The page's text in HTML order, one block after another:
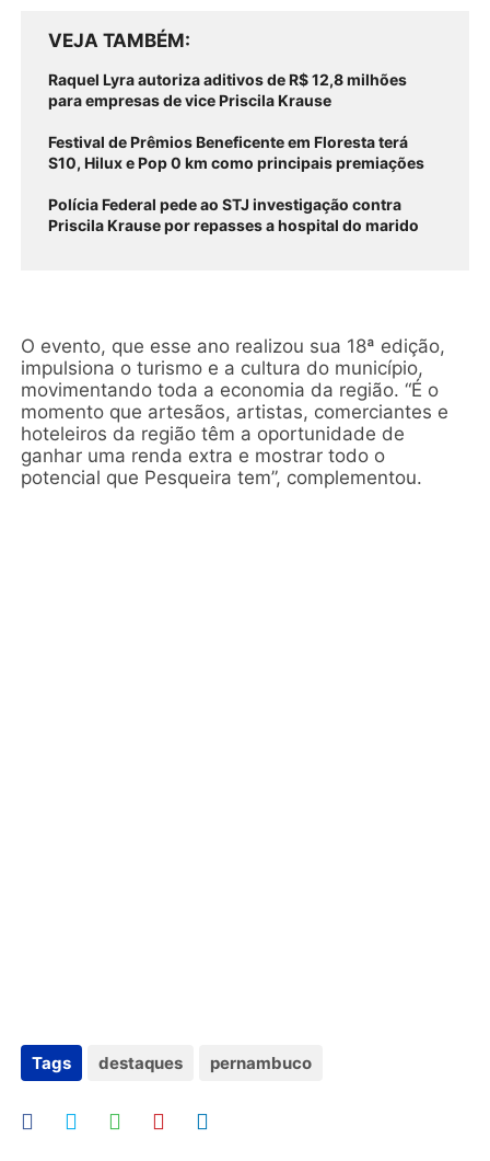
VEJA TAMBÉM
Raquel Lyra autoriza aditivos de R$ 12,8 milhões
para empresas de vice Priscila Krause
Festival de Prêmios Beneficente em Floresta terá
S10, Hilux e Pop 0 km como principais premiações
Polícia Federal pede ao STJ investigação contra
Priscila Krause por repasses a hospital do marido
O evento, que esse ano realizou sua 18ª edição,
impulsiona o turismo e a cultura do município,
movimentando toda a economia da região. “É o
momento que artesãos, artistas, comerciantes e
hoteleiros da região têm a oportunidade de
ganhar uma renda extra e mostrar todo o
potencial que Pesqueira tem”, complementou.
Tags destaques pernambuco